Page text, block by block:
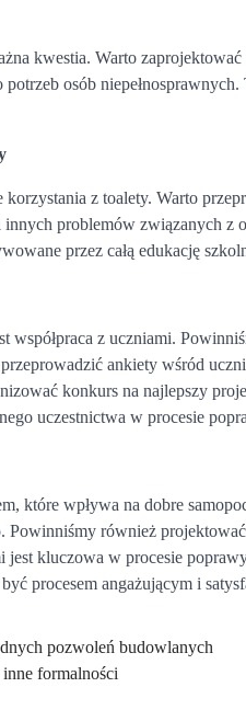
kwestia. Warto
osób
z toalety. Warto
problemów związanych
przez całą edukację
współpraca z uczniami.
ankiety wśród
konkurs na najlepszy
uczestnictwa w procesie
które wpływa na dobre
Powinniśmy również
jest kluczowa w procesie
procesem angażującym i
pozwoleń budowlanych
formalności